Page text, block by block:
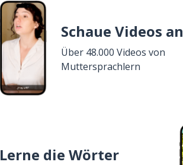
Schaue Videos an
Über 48.000 Videos von
Muttersprachlern
Lerne die Wörter